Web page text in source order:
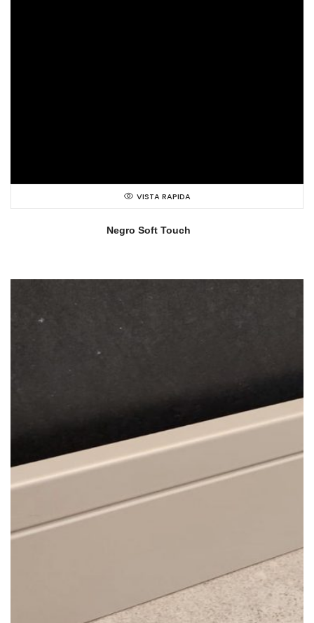
VISTA RAPIDA
Negro Soft Touch